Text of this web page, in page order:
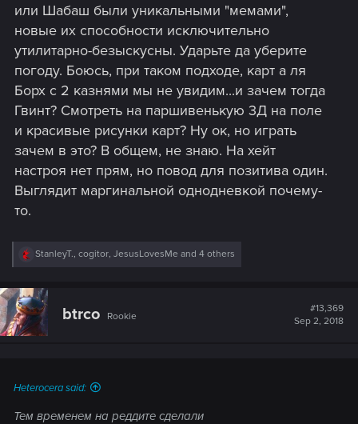
или Шабаш были уникальными "мемами",
новые их способности исключительно
утилитарно-безыскусны. Ударьте да уберите
погоду. Боюсь, при таком подходе, карт а ля
Борх с 2 казнями мы не увидим...и зачем тогда
Гвинт? Смотреть на паршивенькую 3Д на поле
и красивые рисунки карт? Ну ок, но играть
зачем в это? В общем, не знаю. На хейт
настроя нет прям, но повод для позитива один.
Выглядит маргинальной однодневкой почему-
то.
R
c
t
i
o
StanleyT., cogitor, JesusLovesMe and 4 others
btrco Rookie
#13,369
Sep 2, 2018
Heterocera said:
Тем временем на реддите сделали